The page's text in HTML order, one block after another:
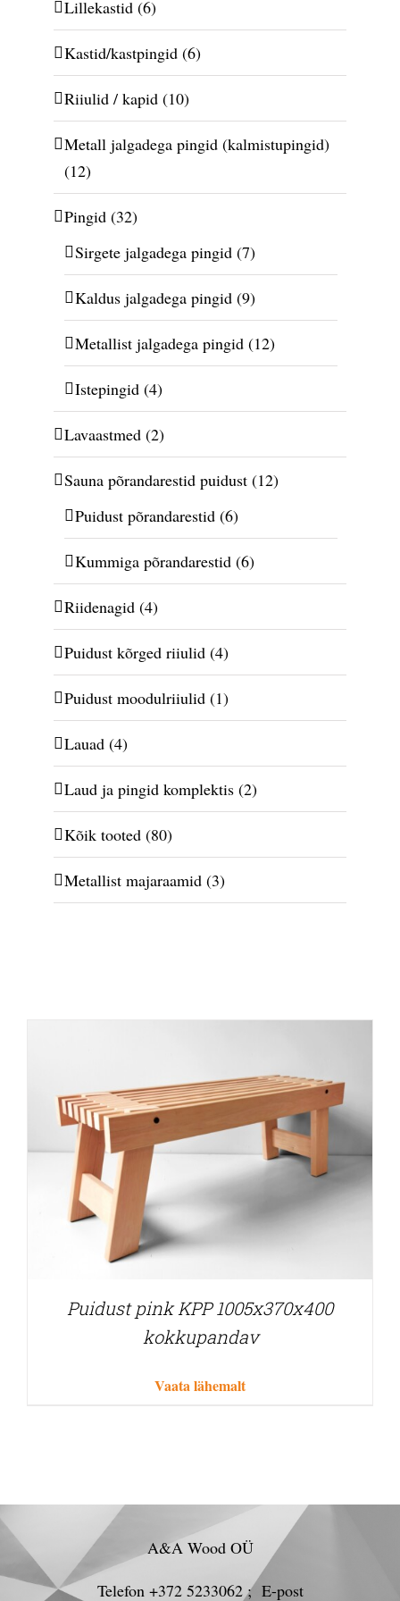
Puidust pink KPP 1005x370x400
kokkupandav
Vaata lähemalt
Lillekastid (6)
Kastid/kastpingid (6)
Riiulid / kapid (10)
Metall jalgadega pingid (kalmistupingid)
(12)
Pingid (32)
Sirgete jalgadega pingid (7)
Kaldus jalgadega pingid (9)
Metallist jalgadega pingid (12)
Istepingid (4)
Lavaastmed (2)
Sauna põrandarestid puidust (12)
Puidust põrandarestid (6)
Kummiga põrandarestid (6)
Riidenagid (4)
Puidust kõrged riiulid (4)
Puidust moodulriiulid (1)
Lauad (4)
Laud ja pingid komplektis (2)
Kõik tooted (80)
Metallist majaraamid (3)
A&A Wood OÜ
Telefon +372 5233062 ; E-post